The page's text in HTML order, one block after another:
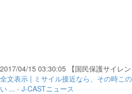
2017/04/15 03:30:05 【国民保護サイレン
全文表示 | ミサイル接近なら、その時こ
い ... - J-CASTニュース